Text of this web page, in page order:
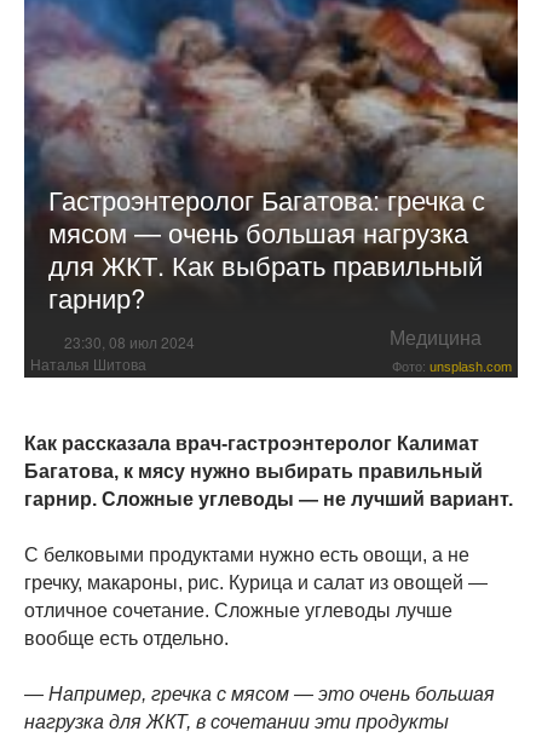
Гастроэнтеролог Багатова: гречка с
мясом — очень большая нагрузка
для ЖКТ. Как выбрать правильный
гарнир?
23:30, 08 июл 2024 Медицина
Наталья Шитова Фото: unsplash.com
Как рассказала врач-гастроэнтеролог Калимат
Багатова, к мясу нужно выбирать правильный
гарнир. Сложные углеводы — не лучший вариант.
С белковыми продуктами нужно есть овощи, а не
гречку, макароны, рис. Курица и салат из овощей —
отличное сочетание. Сложные углеводы лучше
вообще есть отдельно.
— Например, гречка с мясом — это очень большая
нагрузка для ЖКТ, в сочетании эти продукты